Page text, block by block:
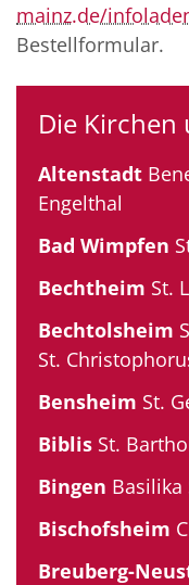
mainz.de/
Bestellformular.
Die Kirchen
Altenstadt
Engelthal
Bad Wimpfen
Bechtheim St.
Bechtolsheim
St.
Bensheim St.
Biblis St.
Bingen Basilika
Bischofsheim
Breuberg-